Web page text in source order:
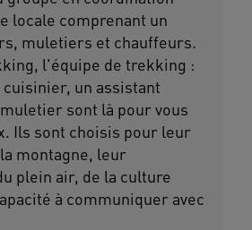
locale comprenant un
muletiers et chauffeurs.
l'équipe de trekking :
un assistant
sont là pour vous
montagne, leur
plein air, de la culture
à communiquer avec